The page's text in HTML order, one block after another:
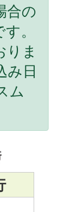
合の
。
りま
み日
ム